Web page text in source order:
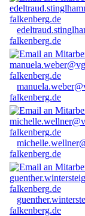
falkenberg.de
falkenberg.de
falkenberg.de
falkenberg.de